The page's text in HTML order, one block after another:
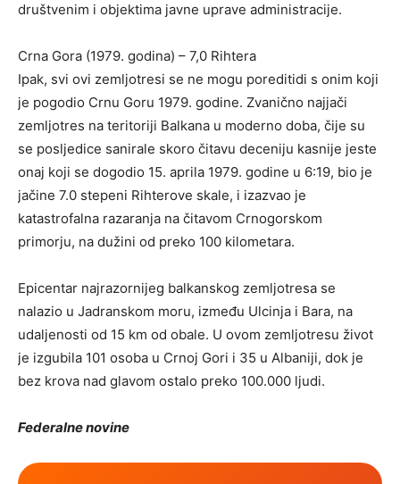
društvenim i objektima javne uprave administracije.
Crna Gora (1979. godina) – 7,0 Rihtera
Ipak, svi ovi zemljotresi se ne mogu poreditidi s onim koji
je pogodio Crnu Goru 1979. godine. Zvanično najjači
zemljotres na teritoriji Balkana u moderno doba, čije su
se posljedice sanirale skoro čitavu deceniju kasnije jeste
onaj koji se dogodio 15. aprila 1979. godine u 6:19, bio je
jačine 7.0 stepeni Rihterove skale, i izazvao je
katastrofalna razaranja na čitavom Crnogorskom
primorju, na dužini od preko 100 kilometara.
Epicentar najrazornijeg balkanskog zemljotresa se
nalazio u Jadranskom moru, između Ulcinja i Bara, na
udaljenosti od 15 km od obale. U ovom zemljotresu život
je izgubila 101 osoba u Crnoj Gori i 35 u Albaniji, dok je
bez krova nad glavom ostalo preko 100.000 ljudi.
Federalne novine